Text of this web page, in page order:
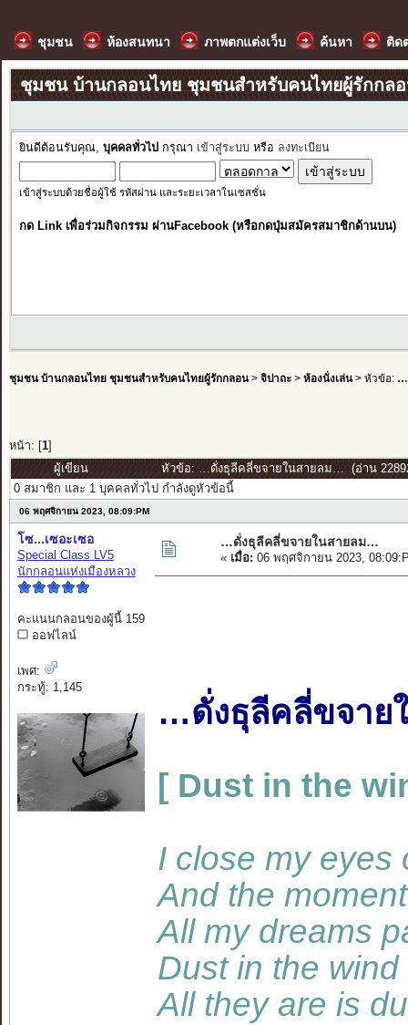
ชุมชน ห้องสนทนา ภาพตกแต่งเว็บ ค้นหา ติด
ชุมชน บ้านกลอนไทย ชุมชนสำหรับคนไทยผู้รักกล
ยินดีต้อนรับคุณ, บุคคลทั่วไป กรุณา เข้าสู่ระบบ หรือ ลงทะเบียน
เข้าสู่ระบบด้วยชื่อผู้ใช้ รหัสผ่าน และระยะเวลาในเซสชั่น
กด Link เพื่อร่วมกิจกรรม ผ่านFacebook (หรือกดปุ่มสมัครสมาชิกด้านบน)
ชุมชน บ้านกลอนไทย ชุมชนสำหรับคนไทยผู้รักกลอน> จิปาถะ> ห้องนั่งเล่น> หัวข้อ: …
หน้า: [ 1]
ผู้เขียน
หัวข้อ: …ดั่งธุลีคลี่ขจายในสายลม… (อ่าน
0 สมาชิก และ 1 บุคคลทั่วไป กำลังดูหัวข้อนี้
06 พฤศจิกายน 2023, 08:09:PM
โซ...เซอะเซอ
Special Class LV5
นักกลอนแห่งเมืองหลวง
คะแนนกลอนของผู้นี้ 159
ออฟไลน์
เพศ:
กระทู้: 1,145
…ดั่งธุลีคลี่ขจายในสายลม…
« เมื่อ: 06 พฤศจิกายน 2023,
…ดั่งธุลีคลี่ขจาย
[ Dust in the
I close my eyes
And the
All my dreams
Dust in the wind
All they are is